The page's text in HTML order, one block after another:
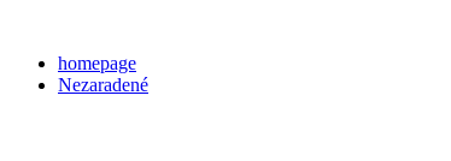
homepage
Nezaradené